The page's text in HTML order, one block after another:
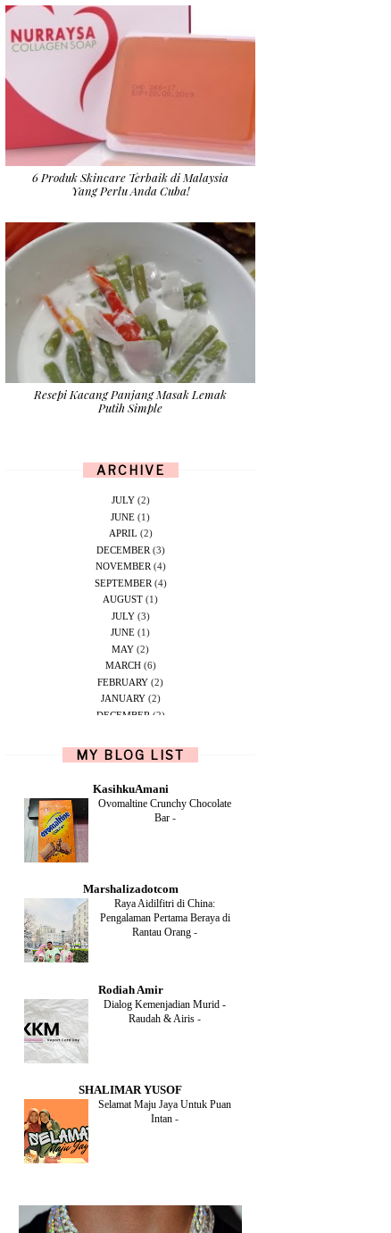
6 Produk Skincare Terbaik di Malaysia
Yang Perlu Anda Cuba!
Resepi Kacang Panjang Masak Lemak
Putih Simple
ARCHIVE
JULY(2)
JUNE (1)
APRIL (2)
DECEMBER (3)
NOVEMBER (4)
SEPTEMBER (4)
AUGUST (1)
JULY(3)
JUNE (1)
MAY (2)
MARCH(6)
FEBRUARY (2)
JANUARY(2)
DECEMBER (2)
OCTOBER(1)
SEPTEMBER(2)
MAY (4)
AUGUST(2)
JULY
JUNE(2)
FEBRUARY(2)
JANUARY
(2)
AUGUST (2)
JULY(2)
MY BLOG LIST
KasihkuAmani
Ovomaltine Crunchy Chocolate
Bar -
Marshalizadotcom
Raya Aidilfitri di China:
Pengalaman Pertama Beraya di
Rantau Orang -
Rodiah Amir
Dialog Kemenjadian Murid -
Raudah & Airis -
SHALIMAR YUSOF
Selamat Maju Jaya Untuk Puan
Intan -